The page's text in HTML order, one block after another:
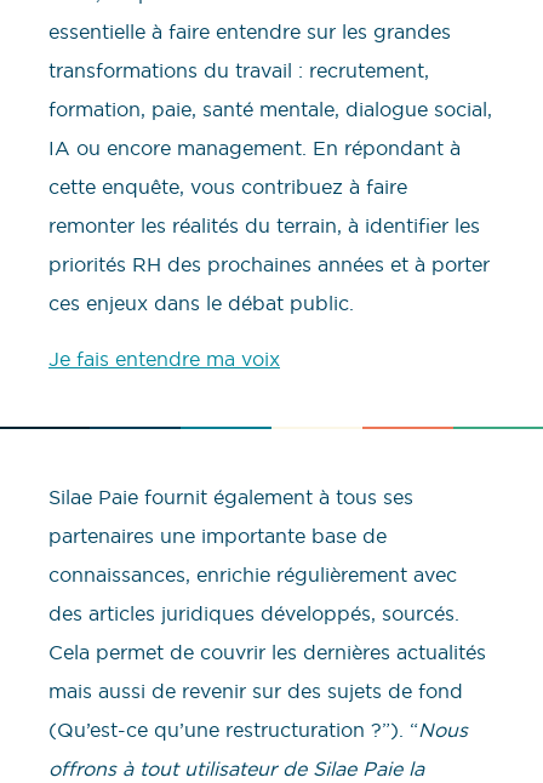
essentielle à faire entendre sur les grandes
transformations du travail : recrutement,
formation, paie, santé mentale, dialogue social,
IA ou encore management. En répondant à
cette enquête, vous contribuez à faire
remonter les réalités du terrain, à identifier les
priorités RH des prochaines années et à porter
ces enjeux dans le débat public.
Je fais entendre ma voix
Silae Paie fournit également à tous ses
partenaires une importante base de
connaissances, enrichie régulièrement avec
des articles juridiques développés, sourcés.
Cela permet de couvrir les dernières actualités
mais aussi de revenir sur des sujets de fond
(Qu’est-ce qu’une restructuration ?”). “Nous
offrons à tout utilisateur de Silae Paie la